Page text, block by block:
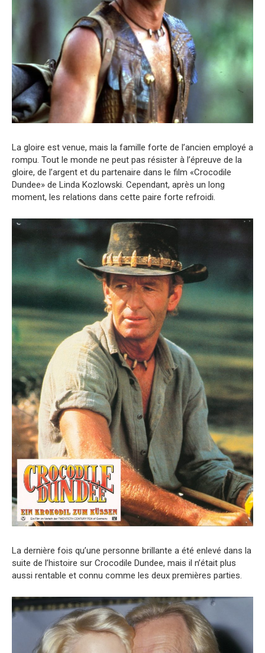
La gloire est venue, mais la famille forte de l’ancien employé a
rompu. Tout le monde ne peut pas résister à l’épreuve de la
gloire, de l’argent et du partenaire dans le film «Crocodile
Dundee» de Linda Kozlowski. Cependant, après un long
moment, les relations dans cette paire forte refroidi.
La dernière fois qu’une personne brillante a été enlevé dans la
suite de l’histoire sur Crocodile Dundee, mais il n’était plus
aussi rentable et connu comme les deux premières parties.